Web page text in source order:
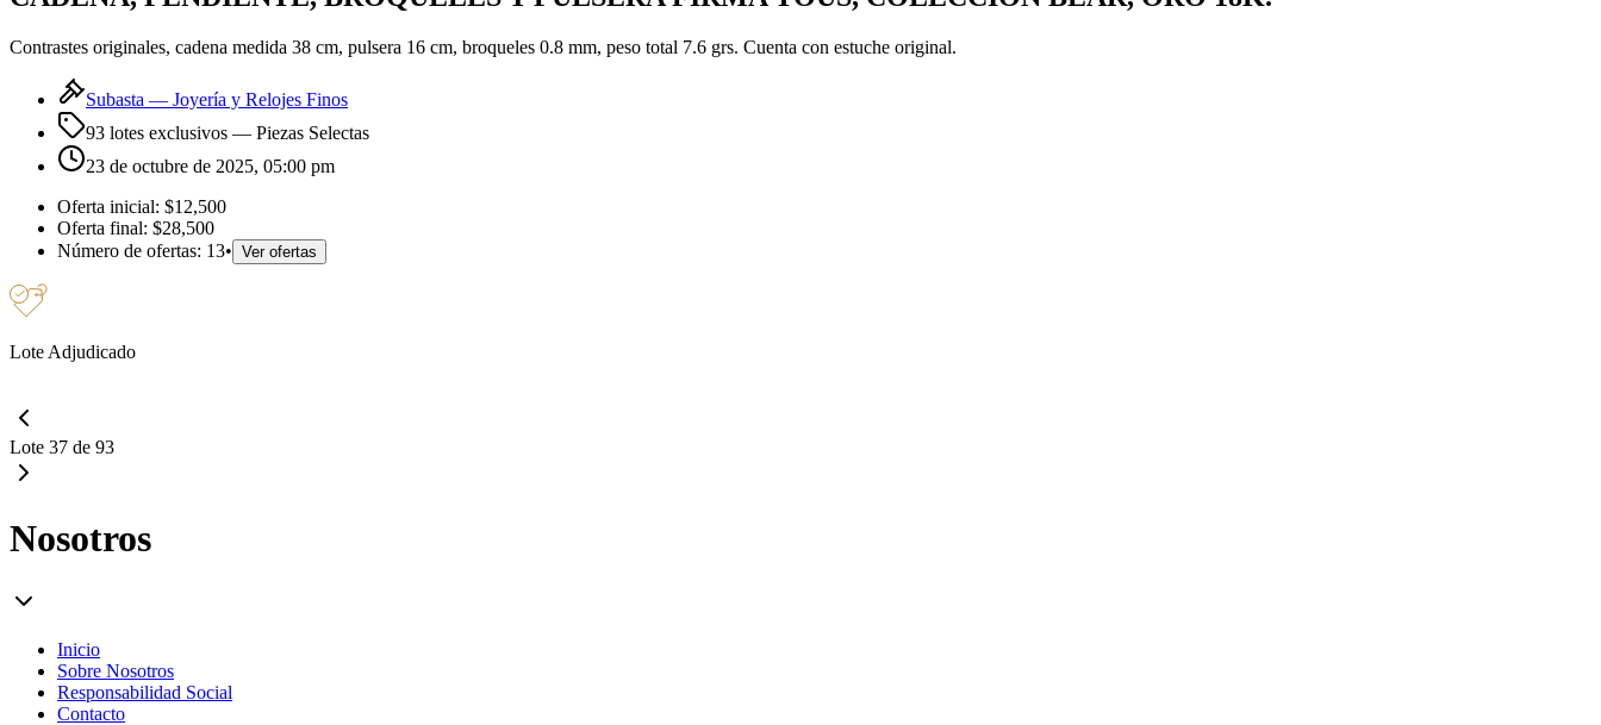
Contrastes originales, cadena medida 38 cm, pulsera 16 cm, broqueles 0.8 mm, peso total 7.6 grs. Cuenta con estuche original.
Subasta — Joyería y Relojes Finos
93 lotes exclusivos — Piezas Selectas
23 de octubre de 2025, 05:00 pm
Oferta inicial: $12,500
Oferta final: $28,500
Número de ofertas: 13• Ver ofertas
Lote Adjudicado
Lote 37 de 93
Nosotros
Inicio
Sobre Nosotros
Responsabilidad Social
Contacto